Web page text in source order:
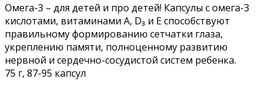
Омега-3 – для детей и про детей! Капсулы с омега-3
кислотами, витаминами А, D₃ и Е способствуют
правильному формированию сетчатки глаза,
укреплению памяти, полноценному развитию
нервной и сердечно-сосудистой систем ребенка.
75 г, 87-95 капсул